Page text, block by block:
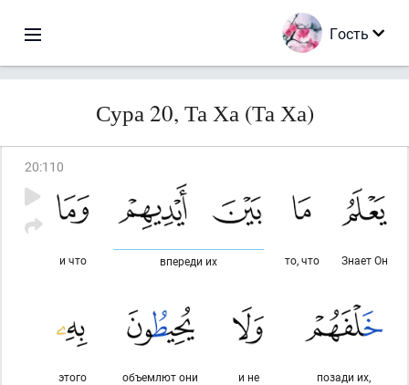
Гость
Сура 20, Та Ха (Та Ха)
20:110
Знает Он
то, что
впереди их
и что
позади их,
и не
объемлют они
этого